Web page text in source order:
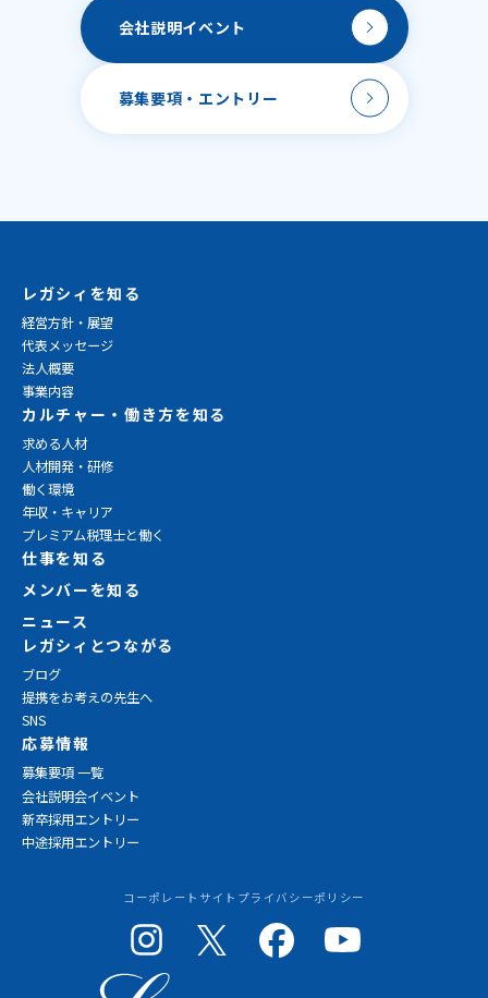
会社説明イベント
募集要項・ エントリー
レガシィを知る
経営方針・展望
代表メッセージ
法人概要
事業内容
カルチャー・働き方を知る
求める人材
人材開発・研修
働く環境
年収・キャリア
プレミアム税理士と働く
仕事を知る
メンバーを知る
ニュース
レガシィとつながる
ブログ
提携をお考えの先生へ
SNS
応募情報
募集要項 一覧
会社説明会イベント
新卒採用エントリー
中途採用エントリー
コーポレートサイト プライバシーポリシー